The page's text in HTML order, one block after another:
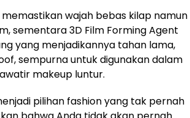
wajah bebas kilap namun
sementara 3D Film Forming Agent
yang menjadikannya tahan lama,
sempurna untuk digunakan dalam
makeup luntur.
pilihan fashion yang tak pernah